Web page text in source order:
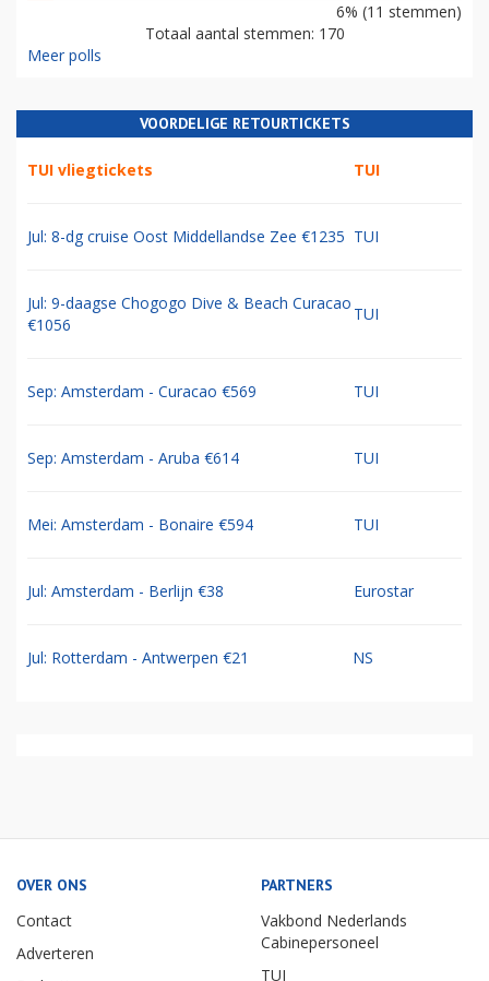
6% (11 stemmen)
Totaal aantal stemmen: 170
Meer polls
VOORDELIGE RETOURTICKETS
TUI vliegtickets TUI
Jul: 8-dg cruise Oost Middellandse Zee €1235 TUI
Jul: 9-daagse Chogogo Dive & Beach Curacao
€1056
TUI
Sep: Amsterdam - Curacao €569 TUI
Sep: Amsterdam - Aruba €614 TUI
Mei: Amsterdam - Bonaire €594 TUI
Jul: Amsterdam - Berlijn €38 Eurostar
Jul: Rotterdam - Antwerpen €21 NS
OVER ONS
Contact
Adverteren
PARTNERS
Vakbond Nederlands
Cabinepersoneel
TUI